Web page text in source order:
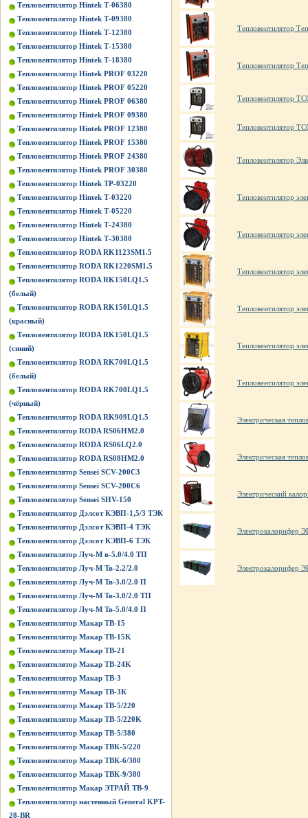
Тепловентилятор Hintek Т-06380
Тепловентилятор Hintek Т-09380
Тепловентилятор Hintek Т-12380
Тепловентилятор Hintek Т-15380
Тепловентилятор Hintek Т-18380
Тепловентилятор Hintek PROF 03220
Тепловентилятор Hintek PROF 05220
Тепловентилятор Hintek PROF 06380
Тепловентилятор Hintek PROF 09380
Тепловентилятор Hintek PROF 12380
Тепловентилятор Hintek PROF 15380
Тепловентилятор Hintek PROF 24380
Тепловентилятор Hintek PROF 30380
Тепловентилятор Hintek TP-03220
Тепловентилятор Hintek Т-03220
Тепловентилятор Hintek Т-05220
Тепловентилятор Hintek Т-24380
Тепловентилятор Hintek Т-30380
Тепловентилятор RODA RK1123SM1.5
Тепловентилятор RODA RK1220SM1.5
Тепловентилятор RODA RK150LQ1.5
(белый)
Тепловентилятор RODA RK150LQ1.5
(красный)
Тепловентилятор RODA RK150LQ1.5
(синий)
Тепловентилятор RODA RK700LQ1.5
(белый)
Тепловентилятор RODA RK700LQ1.5
(чёрный)
Тепловентилятор RODA RK909LQ1.5
Тепловентилятор RODA RS06HM2.0
Тепловентилятор RODA RS06LQ2.0
Тепловентилятор RODA RS08HM2.0
Тепловентилятор Sensei SCV-200C3
Тепловентилятор Sensei SCV-200C6
Тепловентилятор Sensei SHV-150
Тепловентилятор Дэлсот КЭВП-1,5/3 ТЭК
Тепловентилятор Дэлсот КЭВП-4 ТЭК
Тепловентилятор Дэлсот КЭВП-6 ТЭК
Тепловентилятор Луч-М в-5.0/4.0 ТП
Тепловентилятор Луч-М Тв-2.2/2.0
Тепловентилятор Луч-М Тв-3.0/2.0 П
Тепловентилятор Луч-М Тв-3.0/2.0 ТП
Тепловентилятор Луч-М Тв-5.0/4.0 П
Тепловентилятор Макар ТВ-15
Тепловентилятор Макар ТВ-15K
Тепловентилятор Макар ТВ-21
Тепловентилятор Макар ТВ-24K
Тепловентилятор Макар ТВ-3
Тепловентилятор Макар ТВ-3К
Тепловентилятор Макар ТВ-5/220
Тепловентилятор Макар ТВ-5/220K
Тепловентилятор Макар ТВ-5/380
Тепловентилятор Макар ТВК-5/220
Тепловентилятор Макар ТВК-6/380
Тепловентилятор Макар ТВК-9/380
Тепловентилятор Макар ЭТРАЙ ТВ-9
Тепловентилятор настенный General KPT-
28-BR
Тепловентилятор
Тепловентилятор
Тепловентилятор
Тепловентилятор
Тепловентилятор
Тепловентилятор
Тепловентилятор
Тепловентилятор
Тепловентилятор
Тепловентилятор
Тепловентилятор
Электрическая
Электрическая
Электрический
Электрокалорифер
Электрокалорифер